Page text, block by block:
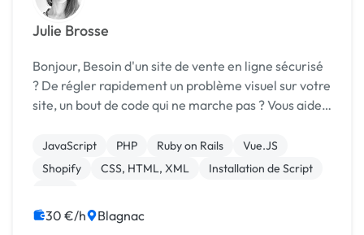
Julie Brosse
Bonjour, Besoin d'un site de vente en ligne sécurisé
? De régler rapidement un problème visuel sur votre
site, un bout de code qui ne marche pas ? Vous aider
Code : React, Javascript, CSS, ht...
JavaScript PHP Ruby on Rails
Vue.JS
Shopify
CSS, HTML, XML
Installation de Script
30 €/h Blagnac